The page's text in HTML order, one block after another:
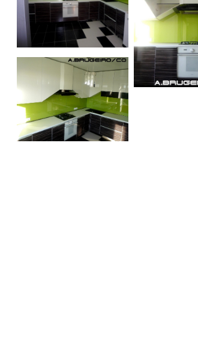
Кухни "LAMBO"